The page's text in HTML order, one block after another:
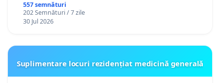
557 semnături
202 Semnături / 7 zile
30 Jul 2026
Suplimentare locuri rezidențiat medicină generală